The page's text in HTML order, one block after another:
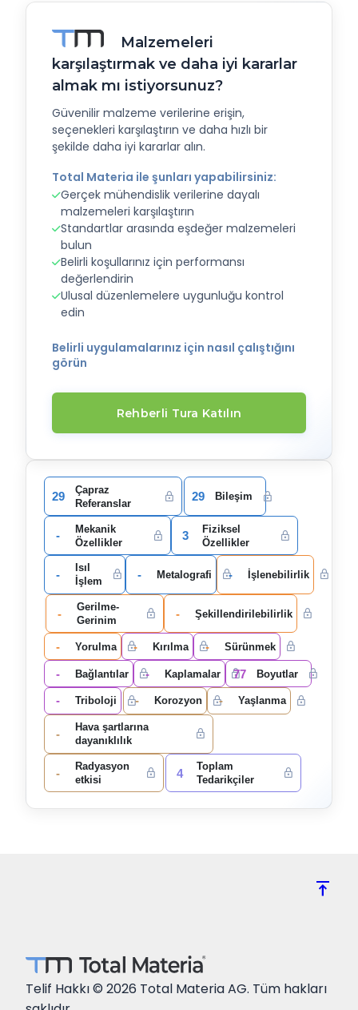
Malzemeleri
karşılaştırmak ve daha iyi kararlar
almak mı istiyorsunuz?
Güvenilir malzeme verilerine erişin,
seçenekleri karşılaştırın ve daha hızlı bir
şekilde daha iyi kararlar alın.
Total Materia ile şunları yapabilirsiniz:
Gerçek mühendislik verilerine dayalı
malzemeleri karşılaştırın
Standartlar arasında eşdeğer malzemeleri
bulun
Belirli koşullarınız için performansı
değerlendirin
Ulusal düzenlemelere uygunluğu kontrol
edin
Belirli uygulamalarınız için nasıl çalıştığını
görün
Rehberli Tura Katılın
29
Çapraz
Referanslar
29 Bileşim
-
Mekanik
Özellikler
3
Fiziksel
Özellikler
-
Isıl
İşlem
- Metalografi - İşlenebilirlik
-
Gerilme-
Gerinim
- Şekillendirilebilirlik
- Yorulma - Kırılma - Sürünmek
- Bağlantılar - Kaplamalar 77 Boyutlar
- Triboloji - Korozyon - Yaşlanma
-
Hava şartlarına
dayanıklılık
-
Radyasyon
etkisi
4
Toplam
Tedarikçiler
vertical_align_top
Telif Hakkı © 2026 Total Materia AG. Tüm hakları